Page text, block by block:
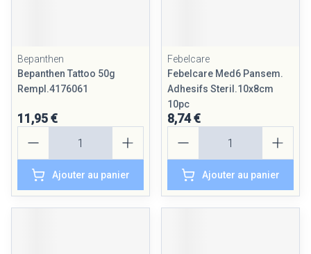
Bepanthen
Bepanthen Tattoo 50g
Rempl.4176061
11,95 €
Ajouter au panier
Febelcare
Febelcare Med6 Pansem.
Adhesifs Steril.10x8cm
10pc
8,74 €
Ajouter au panier